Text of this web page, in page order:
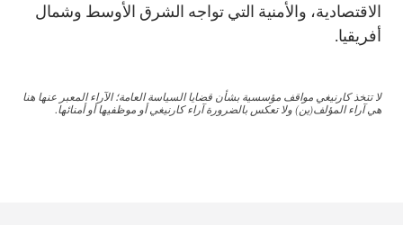
الاقتصادية، والأمنية التي تواجه الشرق الأوسط وشمال
أفريقيا.
لا تتخذ كارنيغي مواقف مؤسسية بشأن قضايا السياسة العامة؛ الآراء المعبر عنها هنا
هي آراء المؤلف(ين) ولا تعكس بالضرورة آراء كارنيغي أو موظفيها أو أمنائها.